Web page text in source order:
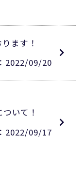
ます！
2022/09/20
いて！
2022/09/17